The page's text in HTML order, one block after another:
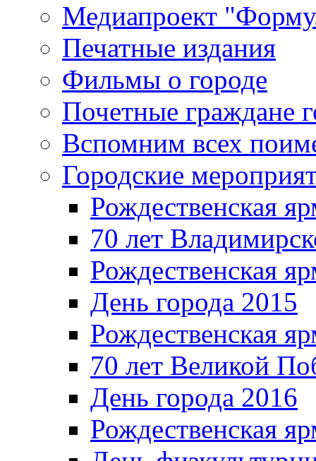
Медиапроект
Печатные издания
Фильмы о городе
Почетные граждане
Вспомним всех
Городские
Рождественская
70 лет
Рождественская
День города 2015
Рождественская
70 лет Великой
День города 2016
Рождественская